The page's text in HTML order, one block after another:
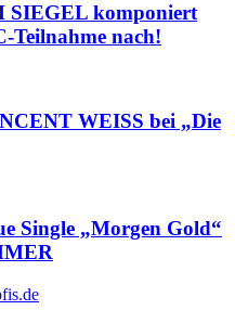
komponiert
Teilnahme nach!
WEISS bei „Die
Single „Morgen Gold“